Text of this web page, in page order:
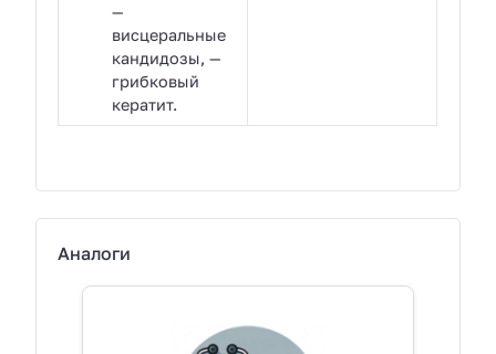
—
висцеральные
кандидозы, —
грибковый
кератит.
Аналоги